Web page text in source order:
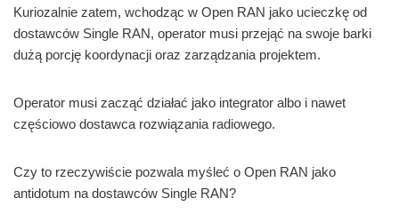
Kuriozalnie zatem, wchodząc w Open RAN jako ucieczkę od
dostawców Single RAN, operator musi przejąć na swoje barki
dużą porcję koordynacji oraz zarządzania projektem.
Operator musi zacząć działać jako integrator albo i nawet
częściowo dostawca rozwiązania radiowego.
Czy to rzeczywiście pozwala myśleć o Open RAN jako
antidotum na dostawców Single RAN?